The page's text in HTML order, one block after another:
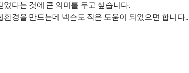
었다는 것에 큰 의미를 두고 싶습니다.
환경을 만드는데 넥슨도 작은 도움이 되었으면 합니다..